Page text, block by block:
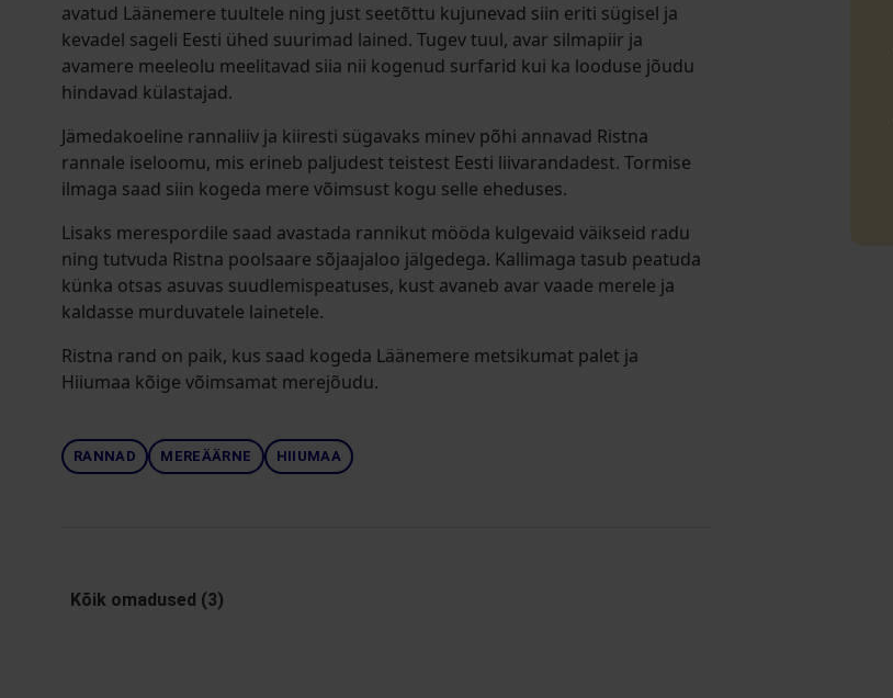
avatud Läänemere tuultele ning just seetõttu kujunevad siin eriti sügisel ja
kevadel sageli Eesti ühed suurimad lained. Tugev tuul, avar silmapiir ja
avamere meeleolu meelitavad siia nii kogenud surfarid kui ka looduse jõudu
hindavad külastajad.
Jämedakoeline rannaliiv ja kiiresti sügavaks minev põhi annavad Ristna
rannale iseloomu, mis erineb paljudest teistest Eesti liivarandadest. Tormise
ilmaga saad siin kogeda mere võimsust kogu selle eheduses.
Lisaks merespordile saad avastada rannikut mööda kulgevaid väikseid radu
ning tutvuda Ristna poolsaare sõjaajaloo jälgedega. Kallimaga tasub peatuda
künka otsas asuvas suudlemispeatuses, kust avaneb avar vaade merele ja
kaldasse murduvatele lainetele.
Ristna rand on paik, kus saad kogeda Läänemere metsikumat palet ja
Hiiumaa kõige võimsamat merejõudu.
RANNAD MEREÄÄRNE HIIUMAA
Kõik omadused (3)